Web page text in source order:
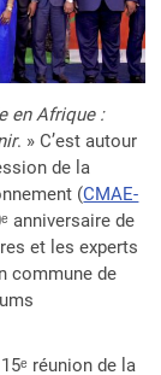
en Afrique :
. » C’est autour
de la
(CMAE-
anniversaire de
et les experts
commune de
réunion de la